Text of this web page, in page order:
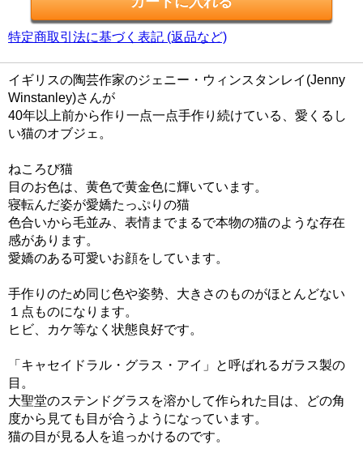
特定商取引法に基づく表記 (返品など)
イギリスの陶芸作家のジェニー・ウィンスタンレイ(Jenny
Winstanley)さんが
40年以上前から作り一点一点手作り続けている、愛くるし
い猫のオブジェ。
ねころび猫
目のお色は、黄色で黄金色に輝いています。
寝転んだ姿が愛嬌たっぷりの猫
色合いから毛並み、表情までまるで本物の猫のような存在
感があります。
愛嬌のある可愛いお顔をしています。
手作りのため同じ色や姿勢、大きさのものがほとんどない
１点ものになります。
ヒビ、カケ等なく状態良好です。
「キャセイドラル・グラス・アイ」と呼ばれるガラス製の
目。
大聖堂のステンドグラスを溶かして作られた目は、どの角
度から見ても目が合うようになっています。
猫の目が見る人を追っかけるのです。